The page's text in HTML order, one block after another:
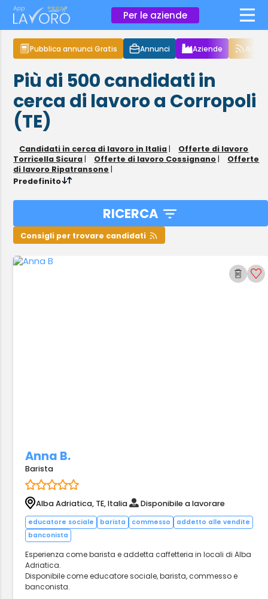
Per le aziende ×
Pubblica annunci Gratis Annunci Aziende
Più di 500candidati in
cerca di lavoroa Corropoli
(TE)
Candidati in cerca di lavoro in Italia |
Offerte di lavoro
Torricella Sicura | Offerte di lavoro Cossignano |
Offerte
di lavoro Ripatransone |
Predefinito
RICERCA
Consigli per trovare candidati
Anna B.
Barista
Alba Adriatica, TE, Italia Disponibile a lavorare
educatore sociale barista commesso
addetto alle vendite
banconista
Esperienza come barista e addetta caffetteria in locali di Alba
Adriatica.
Disponibile come educatore sociale, barista, commesso e
banconista.